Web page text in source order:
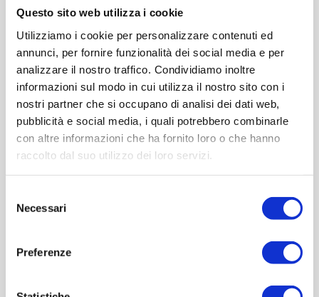
Questo sito web utilizza i cookie
Utilizziamo i cookie per personalizzare contenuti ed
annunci, per fornire funzionalità dei social media e per
analizzare il nostro traffico. Condividiamo inoltre
informazioni sul modo in cui utilizza il nostro sito con i
nostri partner che si occupano di analisi dei dati web,
pubblicità e social media, i quali potrebbero combinarle
con altre informazioni che ha fornito loro o che hanno
raccolto dal suo utilizzo dei loro servizi.
delNecessari
Preferenze
Visualizza